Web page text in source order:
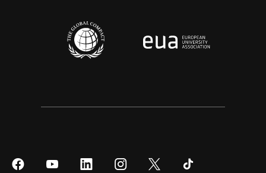
SíguenosSíguenos
SíguenosSíguenos Síguenos